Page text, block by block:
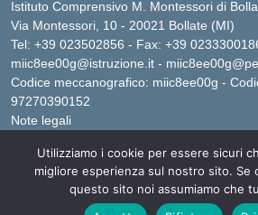
Istituto Comprensivo M. Montessori di
Via Montessori, 10 - 20021 Bollate (MI)
Tel: +39 023502856 - Fax: +39
miic8ee00g@istruzione.it -
Codice meccanografico: miic8ee00g -
97270390152
Note legali
Idea e
Utilizziamo i cookie per essere sicuri
migliore esperienza sul nostro sito. Se
questo sito noi assumiamo che